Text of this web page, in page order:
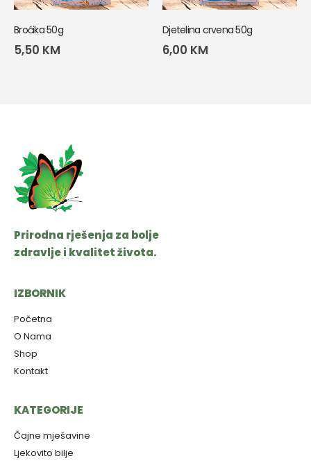
Broćika 50g
5,50 KM
Djetelina crvena 50g
6,00 KM
Prirodna rješenja za bolje
zdravlje i kvalitet života.
IZBORNIK
Početna
O Nama
Shop
Kontakt
KATEGORIJE
Čajne mješavine
Ljekovito bilje